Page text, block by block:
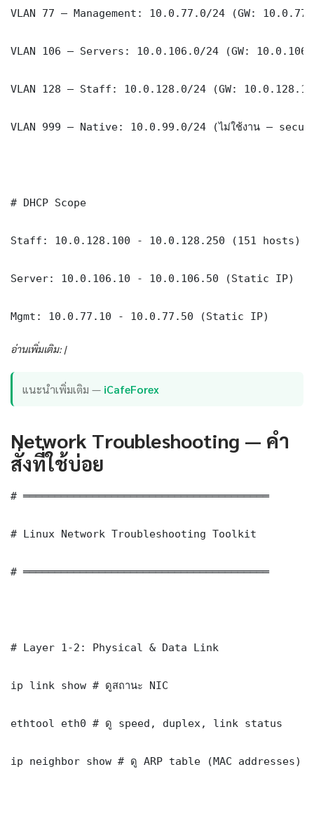
VLAN 77 — Management: 10.0.77.0/24 (GW:
VLAN 106 — Servers: 10.0.106.0/24 (GW:
VLAN 128 — Staff: 10.0.128.0/24 (GW: 10.0.128.1)
VLAN 999 — Native: 10.0.99.0/24 (ไม่ใช้งาน —
# DHCP Scope
Staff: 10.0.128.100 - 10.0.128.250 (151 hosts)
Server: 10.0.106.10 - 10.0.106.50 (Static IP)
Mgmt: 10.0.77.10 - 10.0.77.50 (Static IP)
อ่านเพิ่มเติม: |
แนะนำเพิ่มเติม — iCafeForex
Network Troubleshooting — คำ
สั่งที่ใช้บ่อย
# ═══════════════════════════════════════
# Linux Network Troubleshooting Toolkit
# ═══════════════════════════════════════
# Layer 1-2: Physical & Data Link
ip link show # ดูสถานะ NIC
ethtool eth0 # ดู speed, duplex, link status
ip neighbor show # ดู ARP table (MAC addresses)